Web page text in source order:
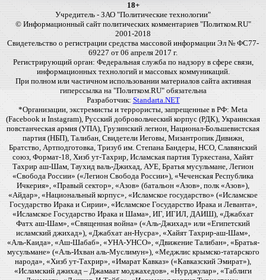
18+
Учредитель - ЗАО "Политические технологии"
© Информационный сайт политических комментариев "Политком.RU"
2001-2018
Свидетельство о регистрации средства массовой информации Эл № ФС77-
69227 от 06 апреля 2017 г.
Регистрирующий орган: Федеральная служба по надзору в сфере связи,
информационных технологий и массовых коммуникаций.
При полном или частичном использовании материалов сайта активная
гиперссылка на "Политком.RU" обязательна
Разработчик: Standarta.NET
*Организации, экстремисты и террористы, запрещенные в РФ: Meta
(Facebook и Instagram), Русский добровольческий корпус (РДК), Украинская
повстанческая армия (УПА), Грузинский легион, Национал-Большевистская
партия (НБП), Талибан, Свидетели Иеговы, Мизантропик Дивижн,
Братство, Артподготовка, Тризуб им. Степана Бандеры, НСО, Славянский
союз, Формат-18, Хизб ут-Тахрир, Исламская партия Туркестана, Хайят
Тахрир аш-Шам, Таухид валь-Джихад, АУЕ, Братья мусульмане, Легион
«Свобода России» («Легион Свобода России»), «Чеченская Республика
Ичкерия», «Правый сектор», «Азов» (батальон «Азов», полк «Азов»),
«Айдар», «Национальный корпус», «Исламское государство» («Исламское
Государство Ирака и Сирии», «Исламское Государство Ирака и Леванта»,
«Исламское Государство Ирака и Шама», ИГ, ИГИЛ, ДАИШ), «Джабхат
Фатх аш-Шам», «Священная война» («Аль-Джихад» или «Египетский
исламский джихад»), «Джабхат ан-Нусра», «Хайят Тахрир-аш-Шам»,
«Аль-Каида», «Аш-Шабаб», «УНА-УНСО», «Движение Талибан», «Братья-
мусульмане» («Аль-Ихван аль-Муслимун»), «Меджлис крымско-татарского
народа», «Хизб ут-Тахрир», «Имарат Кавказ» («Кавказский Эмират»),
«Исламский джихад – Джамаат моджахедов», «Нурджулар», «Таблиги